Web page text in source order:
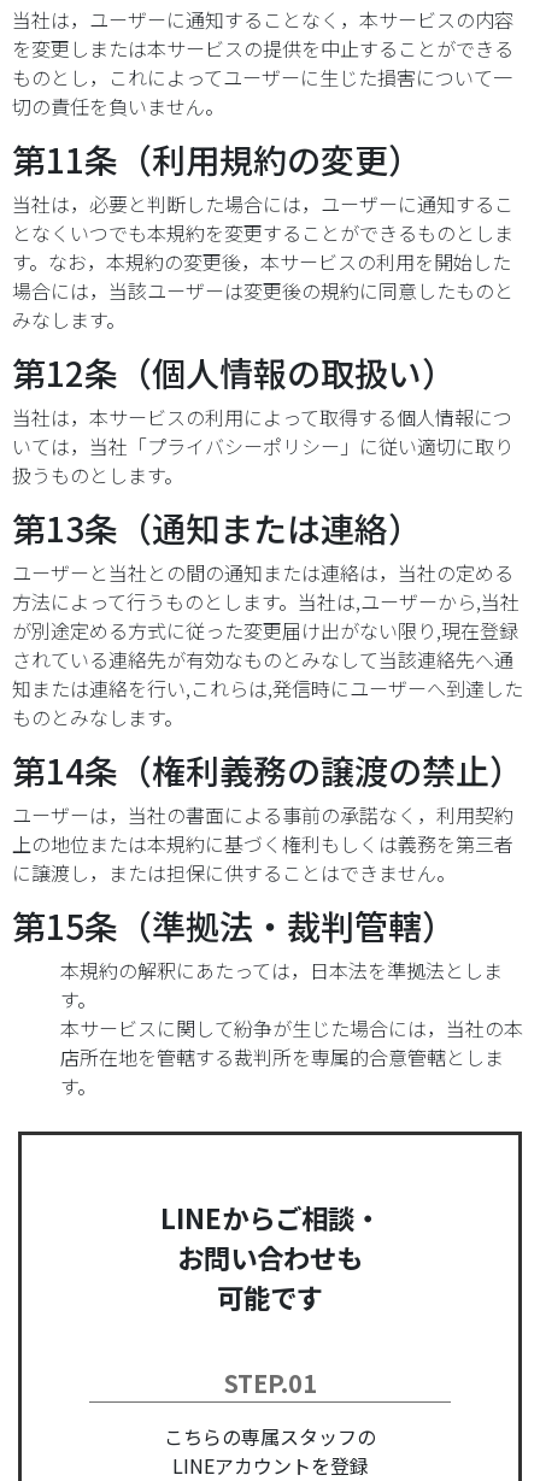
当社は，ユーザーに通知することなく，本サービスの内容
を変更しまたは本サービスの提供を中止することができる
ものとし，これによってユーザーに生じた損害について一
切の責任を負いません。
第11条（利用規約の変更）
当社は，必要と判断した場合には，ユーザーに通知するこ
となくいつでも本規約を変更することができるものとしま
す。なお，本規約の変更後，本サービスの利用を開始した
場合には，当該ユーザーは変更後の規約に同意したものと
みなします。
第12条（個人情報の取扱い）
当社は，本サービスの利用によって取得する個人情報につ
いては，当社「プライバシーポリシー」に従い適切に取り
扱うものとします。
第13条（通知または連絡）
ユーザーと当社との間の通知または連絡は，当社の定める
方法によって行うものとします。当社は,ユーザーから,当社
が別途定める方式に従った変更届け出がない限り,現在登録
されている連絡先が有効なものとみなして当該連絡先へ通
知または連絡を行い,これらは,発信時にユーザーへ到達した
ものとみなします。
第14条（権利義務の譲渡の禁止）
ユーザーは，当社の書面による事前の承諾なく，利用契約
上の地位または本規約に基づく権利もしくは義務を第三者
に譲渡し，または担保に供することはできません。
第15条（準拠法・裁判管轄）
本規約の解釈にあたっては，日本法を準拠法としま
す。
本サービスに関して紛争が生じた場合には，当社の本
店所在地を管轄する裁判所を専属的合意管轄としま
す。
LINEからご相談・
お問い合わせも
可能です
STEP.01
こちらの専属スタッフの
LINEアカウントを登録